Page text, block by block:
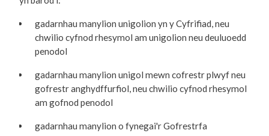
gadarnhau manylion unigolion yn y Cyfrifiad, neu
chwilio cyfnod rhesymol am unigolion neu deuluoedd
penodol
gadarnhau manylion unigol mewn cofrestr plwyf neu
gofrestr anghydffurfiol, neu chwilio cyfnod rhesymol
am gofnod penodol
gadarnhau manylion o fynegai'r Gofrestrfa